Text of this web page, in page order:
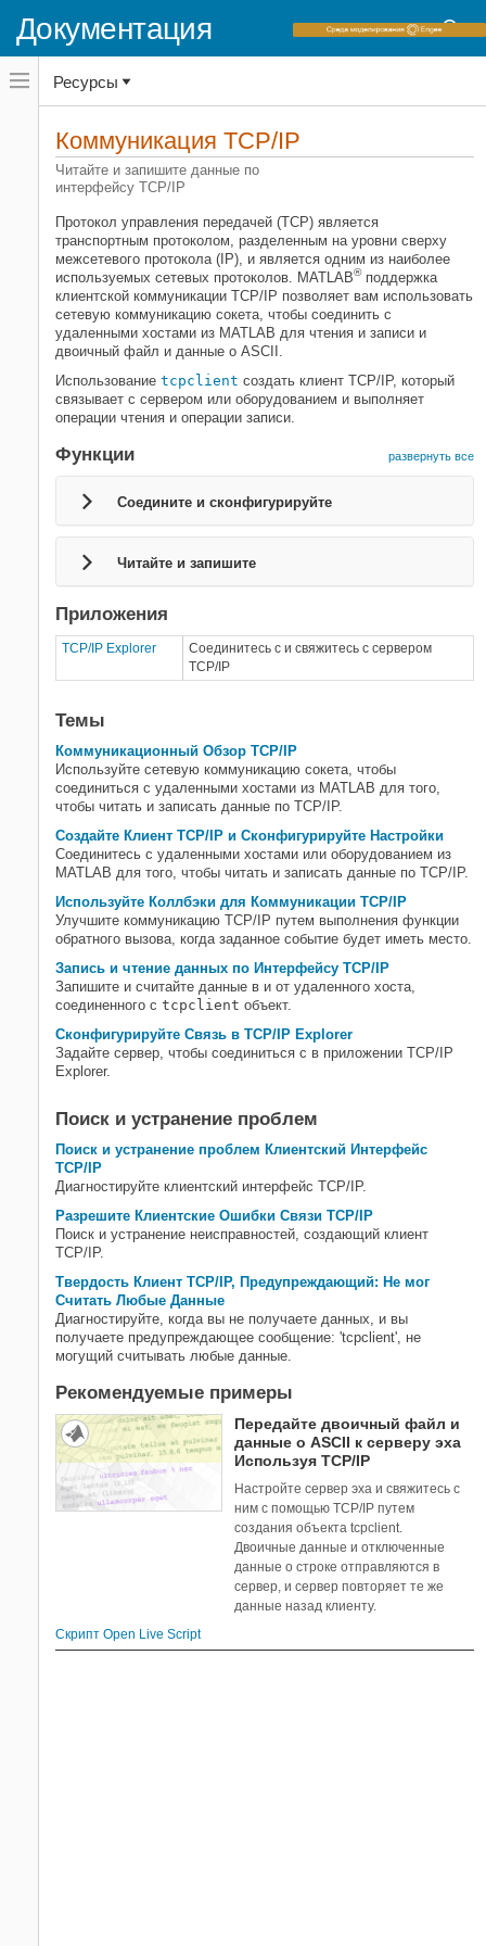
Документация
Переключатель
навигационного
меню
переключатель
навигационного
MATLAB
Импорт и анализ данных
Импорт и экспорт данных
Категория
Стандартные форматы файлов
Переменные рабочей области и MAT-
файлы
Низкоуровневый файловый ввод-
вывод
Коммуникация TCP/IP
Коммуникация Bluetooth
коммуникация
Веб-доступ
Данные об Интернете вещей (IoT)
Устройства последовательного
Ресурсы
Коммуникация TCP/IP
Читайте и запишите данные по
интерфейсу TCP/IP
Протокол управления передачей (TCP) является
транспортным протоколом, разделенным на уровни сверху
межсетевого протокола (IP), и является одним из наиболее
используемых сетевых протоколов. MATLAB®поддержка
клиентской коммуникации TCP/IP позволяет вам использовать
сетевую коммуникацию сокета, чтобы соединить с
удаленными хостами из MATLAB для чтения и записи и
двоичный файл и данные о ASCII.
Использование tcpclient создать клиент TCP/IP, который
связывает с сервером или оборудованием и выполняет
операции чтения и операции записи.
Функции развернуть все
Соедините и сконфигурируйте
Читайте и запишите
Приложения
TCP/IP Explorer
Соединитесь с и свяжитесь с сервером
TCP/IP
Темы
Коммуникационный Обзор TCP/IP
Используйте сетевую коммуникацию сокета, чтобы
соединиться с удаленными хостами из MATLAB для того,
чтобы читать и записать данные по TCP/IP.
Создайте Клиент TCP/IP и Сконфигурируйте Настройки
Соединитесь с удаленными хостами или оборудованием из
MATLAB для того, чтобы читать и записать данные по TCP/IP.
Используйте Коллбэки для Коммуникации TCP/IP
Улучшите коммуникацию TCP/IP путем выполнения функции
обратного вызова, когда заданное событие будет иметь место.
Запись и чтение данных по Интерфейсу TCP/IP
Запишите и считайте данные в и от удаленного хоста,
соединенного с tcpclient объект.
Сконфигурируйте Связь в TCP/IP Explorer
Задайте сервер, чтобы соединиться с в приложении TCP/IP
Explorer.
Поиск и устранение проблем
Поиск и устранение проблем Клиентский Интерфейс
TCP/IP
Диагностируйте клиентский интерфейс TCP/IP.
Разрешите Клиентские Ошибки Связи TCP/IP
Поиск и устранение неисправностей, создающий клиент
TCP/IP.
Твердость Клиент TCP/IP, Предупреждающий: Не мог
Считать Любые Данные
Диагностируйте, когда вы не получаете данных, и вы
получаете предупреждающее сообщение: 'tcpclient', не
могущий считывать любые данные.
Рекомендуемые примеры
Передайте двоичный файл и
данные о ASCII к серверу эха
Используя TCP/IP
Настройте сервер эха и свяжитесь с
ним с помощью TCP/IP путем
создания объекта tcpclient.
Двоичные данные и отключенные
данные о строке отправляются в
сервер, и сервер повторяет те же
данные назад клиенту.
Скрипт Open Live Script